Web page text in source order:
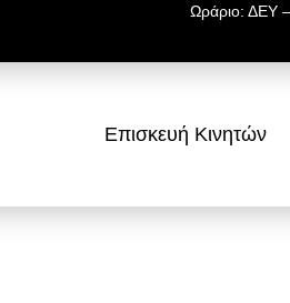
Ωράριο: ΔΕΥ
Επισκευή Κινητών